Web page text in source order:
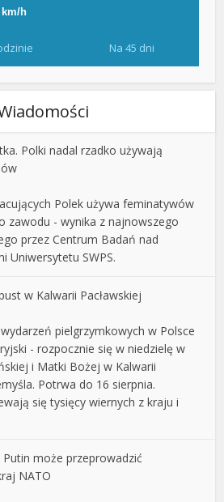
Na 45 dni
Polki nadal rzadko używają
Polek używa feminatywów
zawodu - wynika z najnowszego
przez Centrum Badań nad
Uniwersytetu SWPS.
w Kalwarii Pacławskiej
pielgrzymkowych w Polsce
- rozpocznie się w niedzielę w
i Matki Bożej w Kalwarii
Potrwa do 16 sierpnia.
się tysięcy wiernych z kraju i
Putin może przeprowadzić
NATO